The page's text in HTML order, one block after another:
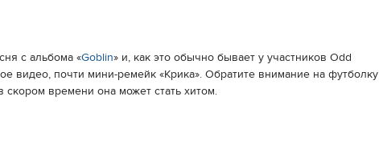
с альбома «Goblin» и, как это обычно бывает у участников Odd
видео, почти мини-ремейк «Крика». Обратите внимание на футболку
скором времени она может стать хитом.